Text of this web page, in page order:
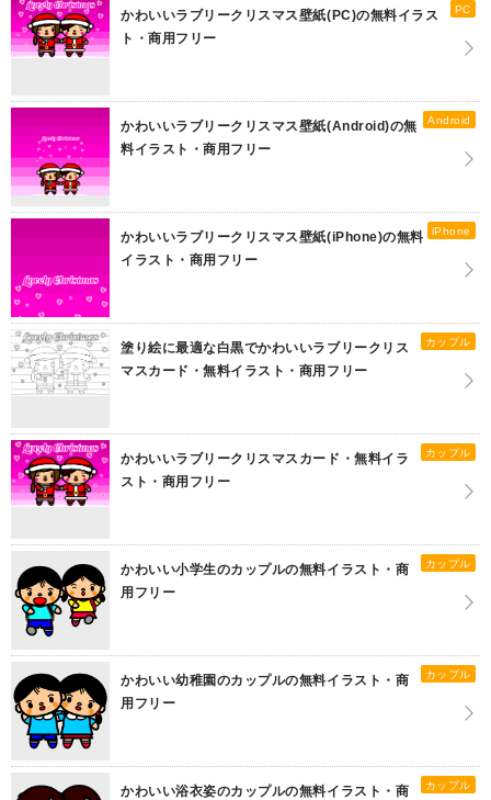
PC
かわいいラブリークリスマス壁紙(PC)の無料イラス
ト・商用フリー
Android
かわいいラブリークリスマス壁紙(Android)の無
料イラスト・商用フリー
iPhone
かわいいラブリークリスマス壁紙(iPhone)の無料
イラスト・商用フリー
カップル
塗り絵に最適な白黒でかわいいラブリークリス
マスカード・無料イラスト・商用フリー
カップル
かわいいラブリークリスマスカード・無料イラ
スト・商用フリー
カップル
かわいい小学生のカップルの無料イラスト・商
用フリー
カップル
かわいい幼稚園のカップルの無料イラスト・商
用フリー
カップル
かわいい浴衣姿のカップルの無料イラスト・商